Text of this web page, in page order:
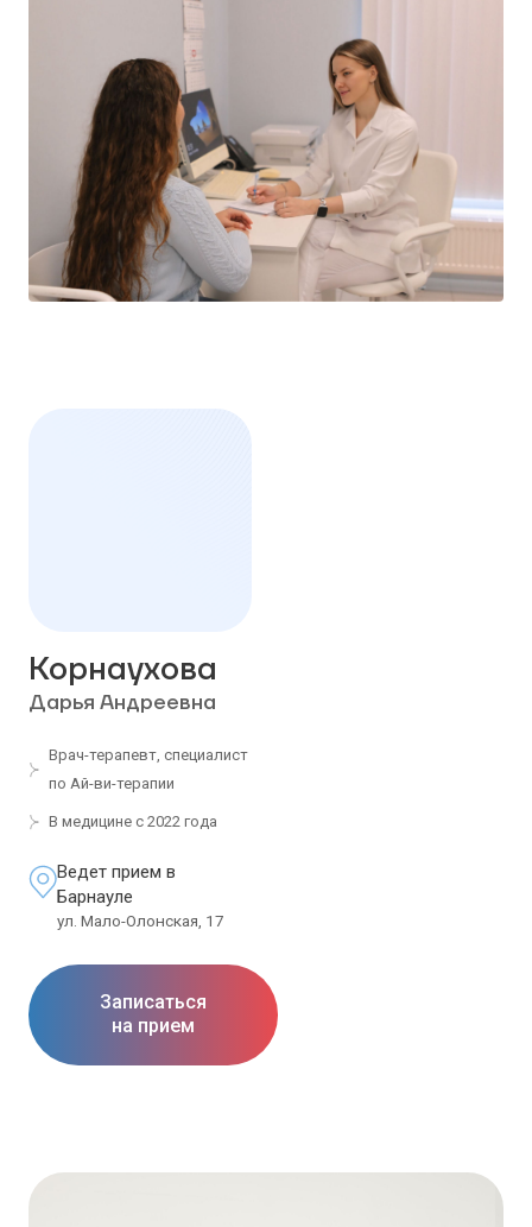
Корнаухова
Дарья Андреевна
Врач-терапевт, специалист
по Ай-ви-терапии
В медицине с 2022 года
Ведет прием в
Барнауле
ул. Мало-Олонская, 17
Записаться
на прием